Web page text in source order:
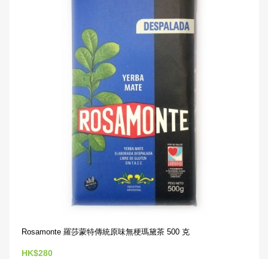
Rosamonte 羅莎蒙特傳統原味無梗瑪黛茶 500 克
HK$280